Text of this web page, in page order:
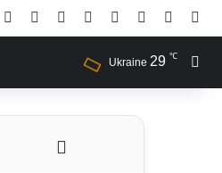
Facebook YouTubeInstagram
RSS Log In
Ukraine 29 ℃